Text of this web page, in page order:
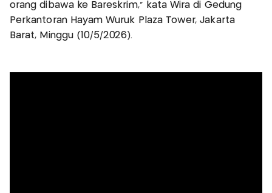
orang dibawa ke Bareskrim," kata Wira di Gedung
Perkantoran Hayam Wuruk Plaza Tower, Jakarta
Barat, Minggu (10/5/2026).